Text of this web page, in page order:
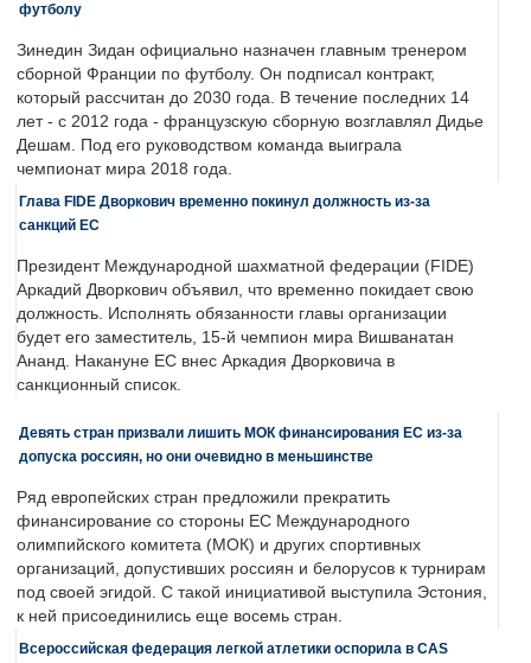
футболу
Зинедин Зидан официально назначен главным тренером
сборной Франции по футболу. Он подписал контракт,
который рассчитан до 2030 года. В течение последних 14
лет - с 2012 года - французскую сборную возглавлял Дидье
Дешам. Под его руководством команда выиграла
чемпионат мира 2018 года.
Глава FIDE Дворкович временно покинул должность из-за
санкций ЕС
Президент Международной шахматной федерации (FIDE)
Аркадий Дворкович объявил, что временно покидает свою
должность. Исполнять обязанности главы организации
будет его заместитель, 15-й чемпион мира Вишванатан
Ананд. Накануне ЕС внес Аркадия Дворковича в
санкционный список.
Девять стран призвали лишить МОК финансирования ЕС из-за
допуска россиян, но они очевидно в меньшинстве
Ряд европейских стран предложили прекратить
финансирование со стороны ЕС Международного
олимпийского комитета (МОК) и других спортивных
организаций, допустивших россиян и белорусов к турнирам
под своей эгидой. С такой инициативой выступила Эстония,
к ней присоединились еще восемь стран.
Всероссийская федерация легкой атлетики оспорила в CAS